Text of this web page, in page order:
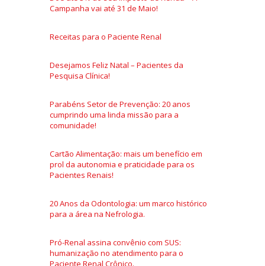
Campanha vai até 31 de Maio!
Receitas para o Paciente Renal
Desejamos Feliz Natal – Pacientes da
Pesquisa Clínica!
Parabéns Setor de Prevenção: 20 anos
cumprindo uma linda missão para a
comunidade!
Cartão Alimentação: mais um benefício em
prol da autonomia e praticidade para os
Pacientes Renais!
20 Anos da Odontologia: um marco histórico
para a área na Nefrologia.
Pró-Renal assina convênio com SUS:
humanização no atendimento para o
Paciente Renal Crônico.